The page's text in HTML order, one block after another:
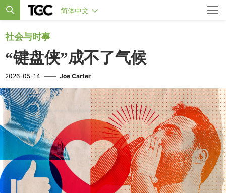
简体中文
社会与时事
“键盘侠”成不了气候
2026-05-14 —— Joe Carter